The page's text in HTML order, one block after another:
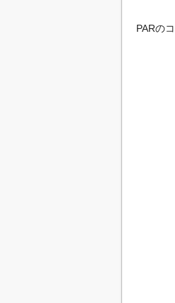
PARの